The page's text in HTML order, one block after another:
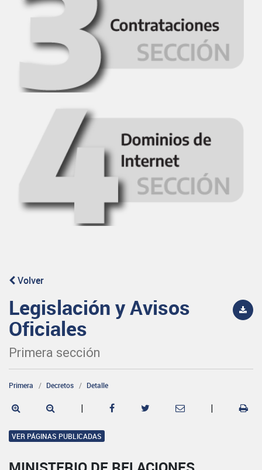
Volver
Legislación y Avisos
Oficiales
Primera sección
Primera Decretos Detalle
| |
VER PÁGINAS PUBLICADAS